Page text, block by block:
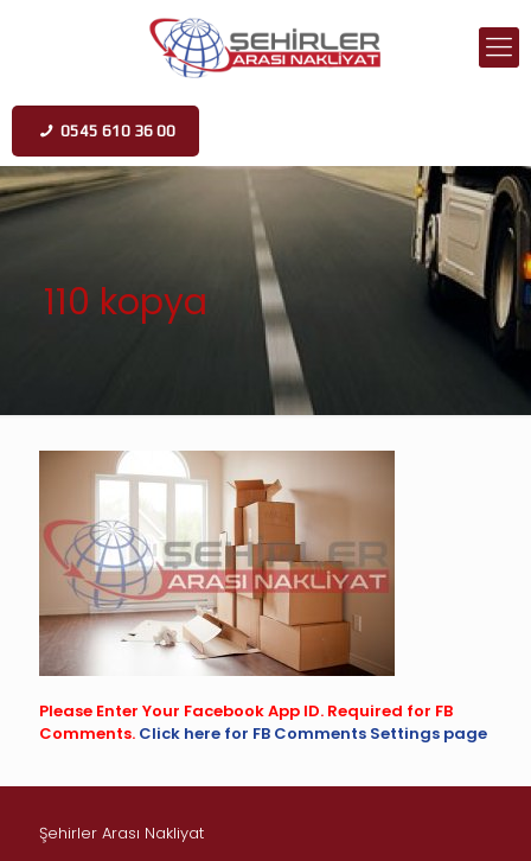
0545 610 36 00
110 kopya
Please Enter Your Facebook App ID. Required for FB
Comments. Click here for FB Comments Settings page
Şehirler Arası Nakliyat